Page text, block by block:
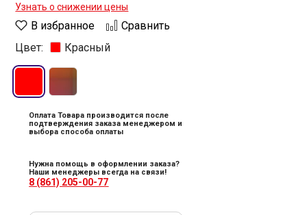
Узнать о снижении цены
В избранное
Сравнить
Цвет:
Красный
Оплата Товара производится после
подтверждения заказа менеджером и
выбора способа оплаты
Нужна помощь в оформлении заказа?
Наши менеджеры всегда на связи!
8 (861) 205-00-77